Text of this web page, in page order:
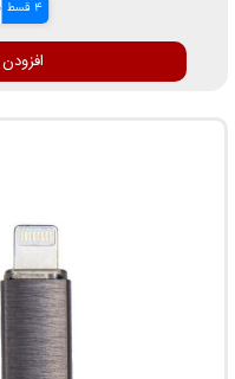
4 قسط